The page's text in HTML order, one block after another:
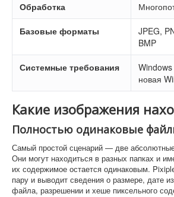
Обработка
Базовые форматы
JPEG,
BMP
Системные требования
новая
Какие изображения
Полностью одинаковые
Самый простой сценарий — две
Они могут находиться в разных папках и
их содержимое остается одинаковым.
пару и выводит сведения о размере, дате
файла, разрешении и хеше пиксельного